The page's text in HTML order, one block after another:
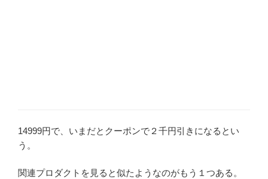
14999円で、いまだとクーポンで２千円引きになるとい
う。
関連プロダクトを見ると似たようなのがもう１つある。